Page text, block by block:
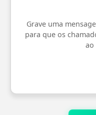
Grave uma
para que os
ao